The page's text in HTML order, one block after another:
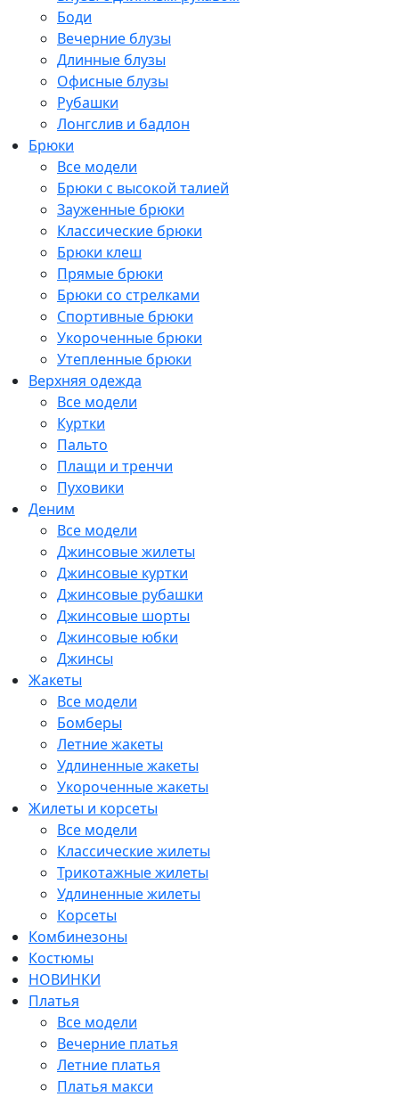
Боди
Вечерние блузы
Длинные блузы
Офисные блузы
Рубашки
Лонгслив и бадлон
Брюки
Все модели
Брюки с высокой талией
Зауженные брюки
Классические брюки
Брюки клеш
Прямые брюки
Брюки со стрелками
Спортивные брюки
Укороченные брюки
Утепленные брюки
Верхняя одежда
Все модели
Куртки
Пальто
Плащи и тренчи
Пуховики
Деним
Все модели
Джинсовые жилеты
Джинсовые куртки
Джинсовые рубашки
Джинсовые шорты
Джинсовые юбки
Джинсы
Жакеты
Все модели
Бомберы
Летние жакеты
Удлиненные жакеты
Укороченные жакеты
Жилеты и корсеты
Все модели
Классические жилеты
Трикотажные жилеты
Удлиненные жилеты
Корсеты
Комбинезоны
Костюмы
НОВИНКИ
Платья
Все модели
Вечерние платья
Летние платья
Платья макси